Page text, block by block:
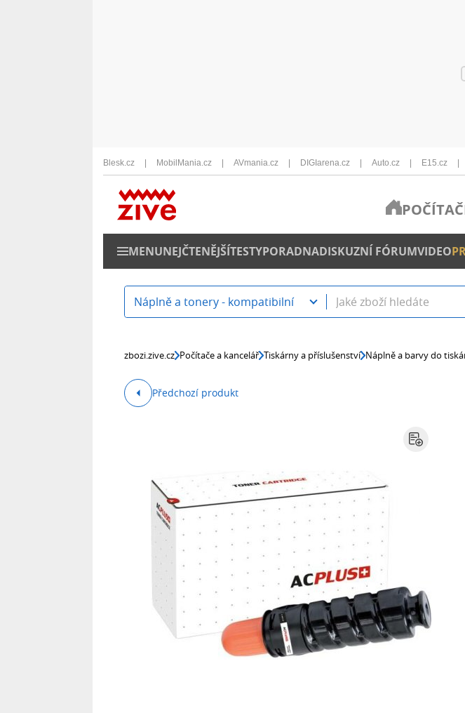
Blesk.cz MobilMania.cz AVmania.cz DIGIarena.cz Auto.cz E15.cz
MENUNEJČTENĚJŠÍTESTYPORADNADISKUZNÍ FÓRUMVIDEO
Náplně a tonery - kompatibilní
zbozi.zive.cz Počítače a kancelář Tiskárny a příslušenství Náplně a barvy do
Předchozí produkt